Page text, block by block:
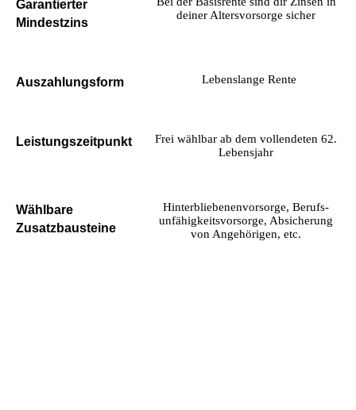
Garantierter
Mindestzins
deiner Altersvorsorge sicher
Auszahlungsform Lebenslange Rente
Leistungszeitpunkt
Frei wählbar ab dem vollendeten 62.
Lebensjahr
Wählbare
Zusatzbausteine
Hinterbliebenen­vorsorge, Berufs­
unfähigkeitsvorsorge, Absicherung
von Angehörigen, etc.